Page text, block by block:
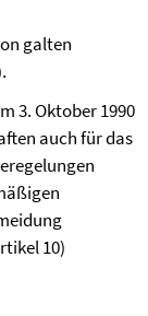
galten
3. Oktober 1990
auch für das
10)